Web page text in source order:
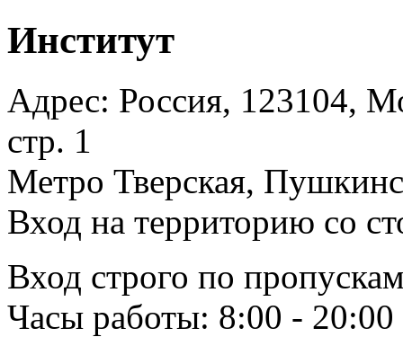
Институт
Адрес: Россия, 123104,
стр. 1
Метро Тверская,
Вход на территорию со
Вход строго по
Часы работы: 8:00 - 20:00